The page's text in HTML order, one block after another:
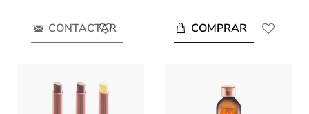
CONTACTAR COMPRAR